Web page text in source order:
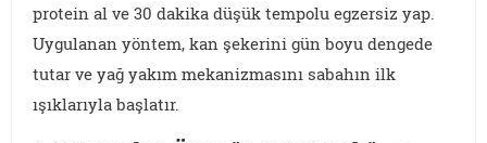
protein al ve 30 dakika düşük tempolu egzersiz yap.
Uygulanan yöntem, kan şekerini gün boyu dengede
tutar ve yağ yakım mekanizmasını sabahın ilk
ışıklarıyla başlatır.